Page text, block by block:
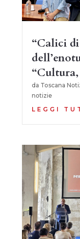
“Calici
da Toscana
notizie
LEGGI